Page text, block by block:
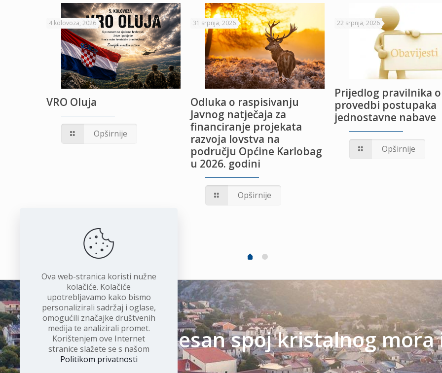
4 kolovoza, 2026
VRO Oluja
Opširnije
31 srpnja, 2026
Odluka o raspisivanju
Javnog natječaja za
financiranje projekata
razvoja lovstva na
području Općine Karlobag
u 2026. godini
Opširnije
22 srpnja, 2026
Prijedlog pravilnika o
provedbi postupaka
jednostavne nabave
Opširnije
Čudesan spoj kristalnog
Ova web-stranica koristi nužne
kolačiće. Kolačiće
upotrebljavamo kako bismo
personalizirali sadržaj i oglase,
omogućili značajke društvenih
medija te analizirali promet.
Korištenjem ove Internet
stranice slažete se s našom
Politikom privatnosti